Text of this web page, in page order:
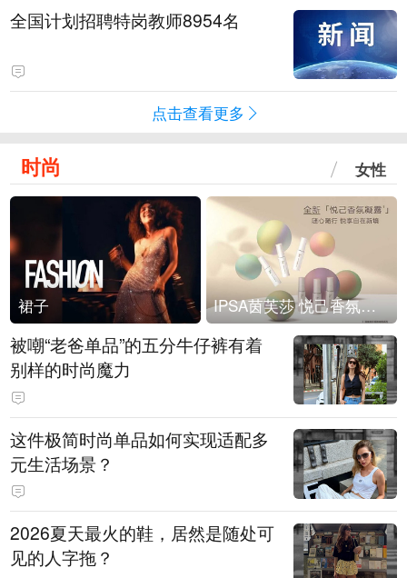
全国计划招聘特岗教师8954名
点击查看更多
时尚 女性
裙子 IPSA茵芙莎 悦己香氛凝露上市
被嘲“老爸单品”的五分牛仔裤有着
别样的时尚魔力
这件极简时尚单品如何实现适配多
元生活场景？
2026夏天最火的鞋，居然是随处可
见的人字拖？